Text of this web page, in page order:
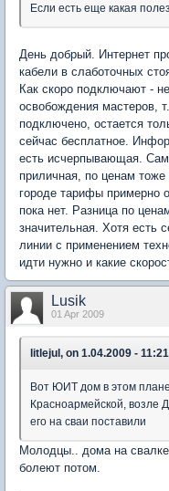
Если есть еще какая
День добрый. Интернет
кабели в слаботочных
Как скоро подключают -
освобождения мастеров,
подключено, остается
сейчас бесплатное.
есть исчерпывающая.
приличная, по ценам
городе тарифы примерно
пока нет. Разница по
значительная. Хотя есть
линии с применением
идти нужно и какие
Lusik
01 Apr 2009
litlejul, on 1.04.2009 -
Вот ЮИТ дом в этом
Красноармейской, возле
его на сваи поставили
Молодцы.. дома на
болеют потом.